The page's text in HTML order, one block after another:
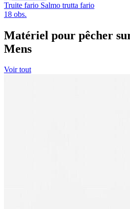
Truite fario Salmo trutta fario
18 obs.
Matériel pour pêcher
Mens
Voir tout